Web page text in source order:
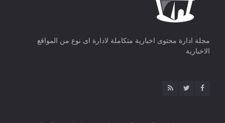
مجلة ادارة محتوى اخبارية متكاملة لادارة اى نوع من المواقع
الاخبارية